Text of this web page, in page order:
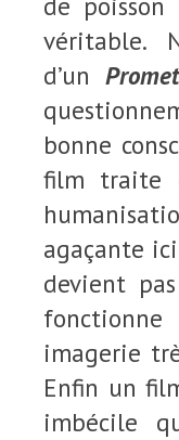
véritable.
d’un
bonne
film traite
agaçante
devient
imagerie
Enfin un
imbécile